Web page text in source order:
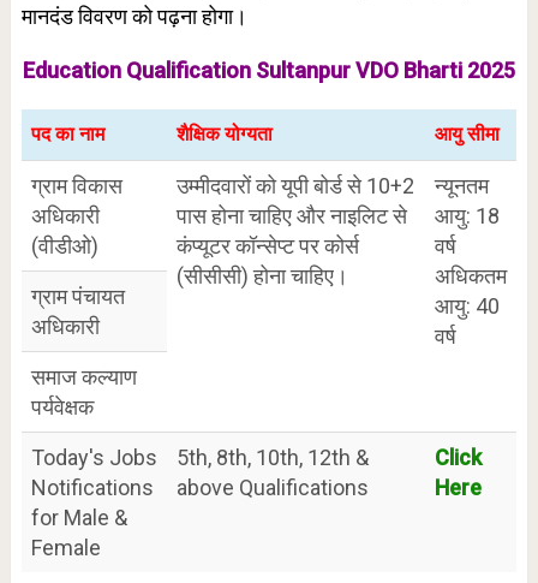
मानदंड विवरण को पढ़ना होगा।
Education Qualification Sultanpur VDO Bharti 2025
पद का नाम शैक्षिक योग्यता आयु सीमा
ग्राम विकास
अधिकारी
(वीडीओ)
उम्मीदवारों को यूपी बोर्ड से 10+2
पास होना चाहिए और नाइलिट से
कंप्यूटर कॉन्सेप्ट पर कोर्स
(सीसीसी) होना चाहिए।
न्यूनतम
आयु: 18
वर्ष
अधिकतम
आयु: 40
वर्ष
ग्राम पंचायत
अधिकारी
समाज कल्याण
पर्यवेक्षक
Today's Jobs
Notifications
for Male &
Female
5th, 8th, 10th, 12th &
above Qualifications
Click
Here